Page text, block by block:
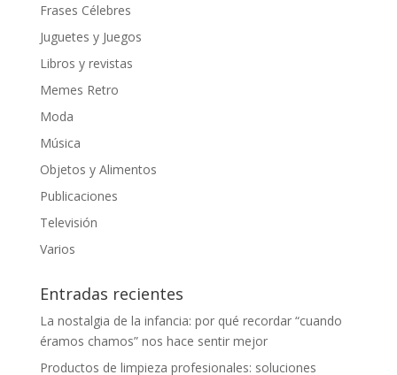
Frases Célebres
Juguetes y Juegos
Libros y revistas
Memes Retro
Moda
Música
Objetos y Alimentos
Publicaciones
Televisión
Varios
Entradas recientes
La nostalgia de la infancia: por qué recordar “cuando
éramos chamos” nos hace sentir mejor
Productos de limpieza profesionales: soluciones